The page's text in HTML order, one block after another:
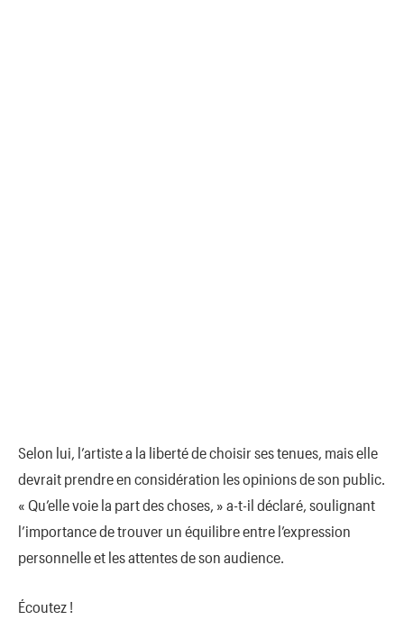
Selon lui, l’artiste a la liberté de choisir ses tenues, mais elle
devrait prendre en considération les opinions de son public.
« Qu’elle voie la part des choses, » a-t-il déclaré, soulignant
l’importance de trouver un équilibre entre l’expression
personnelle et les attentes de son audience.
Écoutez !